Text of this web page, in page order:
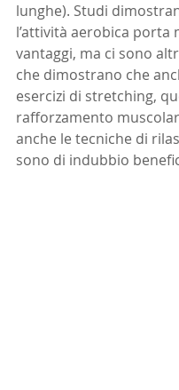
lunghe). Studi
l’attività aerobica porta
vantaggi, ma ci sono
che dimostrano che
esercizi di stretching,
rafforzamento
anche le tecniche di
sono di indubbio